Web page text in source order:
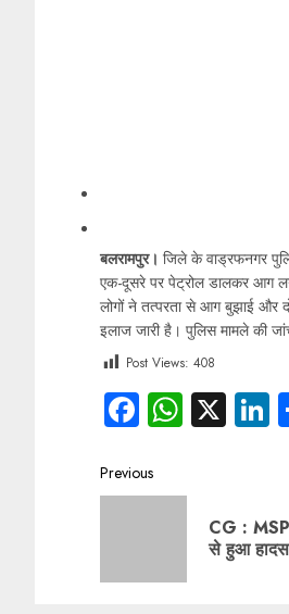
बलरामपुर। जिले के वाड्रफनगर
एक-दूसरे पर पेट्रोल डालकर आग
लोगों ने तत्परता से आग बुझाई और
इलाज जारी है। पुलिस मामले की
Post Views: 408
Facebook
X
Previous
CG : MSP
से हुआ